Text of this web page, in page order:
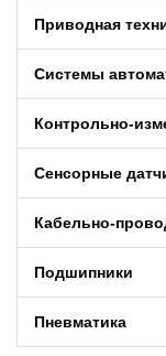
Приводная
Системы
Контрольно-
Сенсорные
Кабельно-
Подшипники
Пневматика